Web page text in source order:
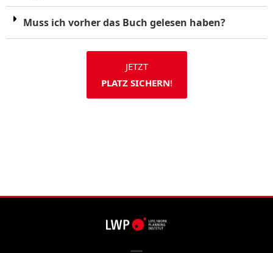
Muss ich vorher das Buch gelesen haben?
JETZT
PLATZ SICHERN!